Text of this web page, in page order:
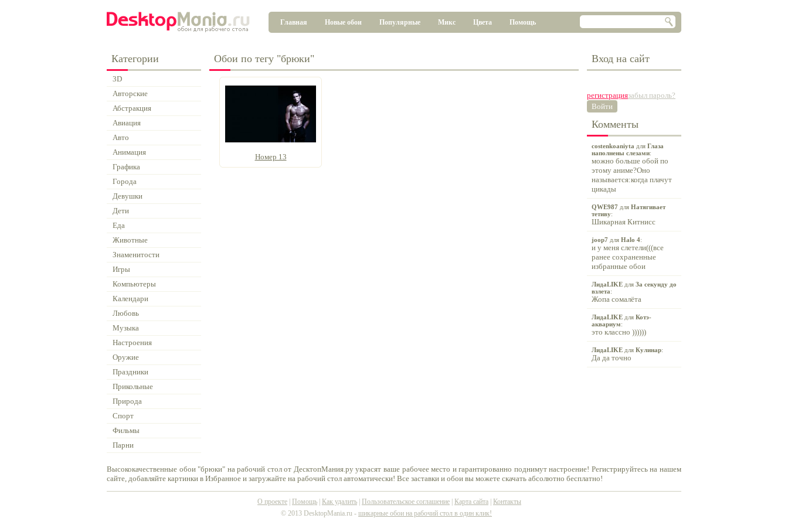
Главная Новые обои Популярные Микс Цвета Помощь
Категории
3D
Авторские
Абстракция
Авиация
Авто
Анимация
Графика
Города
Девушки
Дети
Еда
Животные
Знаменитости
Игры
Компьютеры
Календари
Любовь
Музыка
Настроения
Оружие
Праздники
Прикольные
Природа
Спорт
Фильмы
Парни
Обои по тегу "брюки"
Номер 13
Вход на сайт
регистрациязабыл пароль?
Войти
Комменты
costenkoaniyta для Глаза
наполнены слезами:
можно больше обой по
этому аниме?Оно
называется:когда плачут
цикады
QWE987 для Натягивает
тетиву:
Шикарная Китнисс
joop7 для Halo 4:
и у меня слетели(((все
ранее сохраненные
избранные обои
ЛидаLIKE для За секунду до
взлета:
Жопа сомалёта
ЛидаLIKE для Котэ-
аквариум:
это классно ))))))
ЛидаLIKE для Кулинар:
Да да точно
Высококачественные обои "брюки" на рабочий стол от ДесктопМания.ру украсят ваше рабочее место и гарантированно поднимут настроение! Регистрируйтесь на нашем
сайте, добавляйте картинки в Избранное и загружайте на рабочий стол автоматически! Все заставки и обои вы можете скачать абсолютно бесплатно!
О проекте Помощь Как удалить Пользовательское соглашение Карта сайта
Контакты
© 2013 DesktopMania.ru - шикарные обои на рабочий стол в один клик!